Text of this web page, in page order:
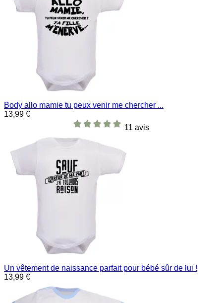
Body allo mamie tu peux venir me chercher ...
13,99 €
11 avis
Un vêtement de naissance parfait pour bébé sûr de lui !
13,99 €